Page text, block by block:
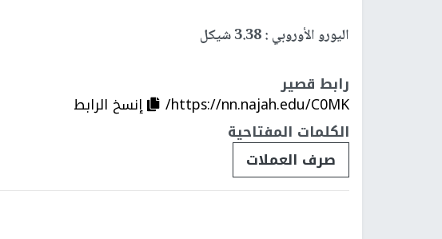
اليورو الأوروبي : 3.38 شيكل
رابط قصير
https://nn.najah.edu/C0MK/
إنسخ الرابط
الكلمات المفتاحية
صرف العملات